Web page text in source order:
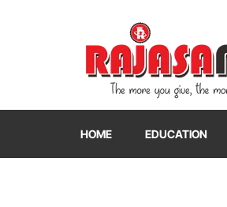
RajasaNews
"The more you give, the more
HOME EDUCATION